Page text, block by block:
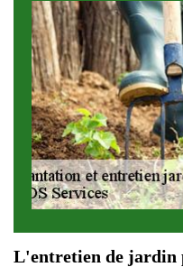
L'entretien de jardin